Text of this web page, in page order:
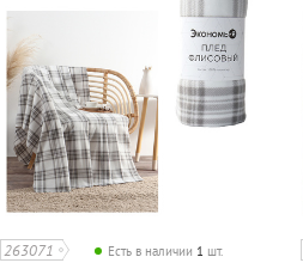
263071 Есть в наличии 1 шт.